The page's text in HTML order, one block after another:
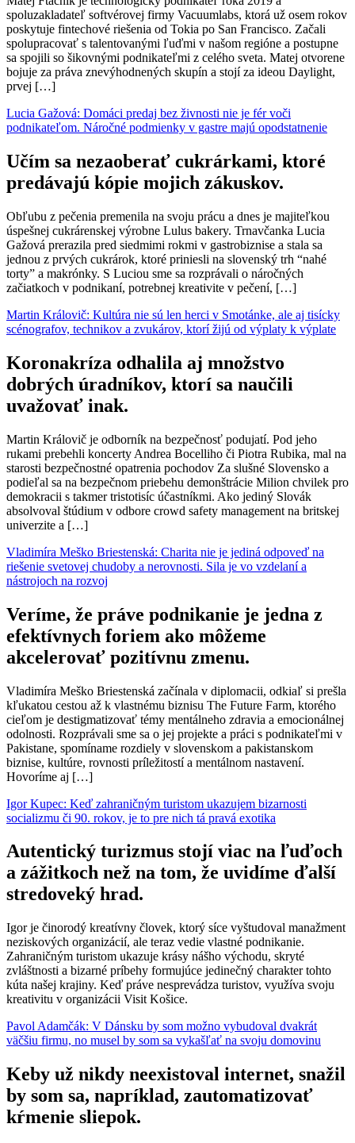
spoluzakladateľ softvérovej firmy Vacuumlabs, ktorá už osem rokov
poskytuje fintechové riešenia od Tokia po San Francisco. Začali
spolupracovať s talentovanými ľuďmi v našom regióne a postupne
sa spojili so šikovnými podnikateľmi z celého sveta. Matej otvorene
bojuje za práva znevýhodnených skupín a stojí za ideou Daylight,
prvej […]
Lucia Gažová: Domáci predaj bez živnosti nie je fér voči
podnikateľom. Náročné podmienky v gastre majú opodstatnenie
Učím sa nezaoberať cukrárkami, ktoré
predávajú kópie mojich zákuskov.
Obľubu z pečenia premenila na svoju prácu a dnes je majiteľkou
úspešnej cukrárenskej výrobne Lulus bakery. Trnavčanka Lucia
Gažová prerazila pred siedmimi rokmi v gastrobiznise a stala sa
jednou z prvých cukrárok, ktoré priniesli na slovenský trh “nahé
torty” a makrónky. S Luciou sme sa rozprávali o náročných
začiatkoch v podnikaní, potrebnej kreativite v pečení, […]
Martin Královič: Kultúra nie sú len herci v Smotánke, ale aj tisícky
scénografov, technikov a zvukárov, ktorí žijú od výplaty k výplate
Koronakríza odhalila aj množstvo
dobrých úradníkov, ktorí sa naučili
uvažovať inak.
Martin Královič je odborník na bezpečnosť podujatí. Pod jeho
rukami prebehli koncerty Andrea Bocelliho či Piotra Rubika, mal na
starosti bezpečnostné opatrenia pochodov Za slušné Slovensko a
podieľal sa na bezpečnom priebehu demonštrácie Milion chvilek pro
demokracii s takmer tristotisíc účastníkmi. Ako jediný Slovák
absolvoval štúdium v odbore crowd safety management na britskej
univerzite a […]
Vladimíra Meško Briestenská: Charita nie je jediná odpoveď na
riešenie svetovej chudoby a nerovnosti. Sila je vo vzdelaní a
nástrojoch na rozvoj
Veríme, že práve podnikanie je jedna z
efektívnych foriem ako môžeme
akcelerovať pozitívnu zmenu.
Vladimíra Meško Briestenská začínala v diplomacii, odkiaľ si prešla
kľukatou cestou až k vlastnému biznisu The Future Farm, ktorého
cieľom je destigmatizovať témy mentálneho zdravia a emocionálnej
odolnosti. Rozprávali sme sa o jej projekte a práci s podnikateľmi v
Pakistane, spomíname rozdiely v slovenskom a pakistanskom
biznise, kultúre, rovnosti príležitostí a mentálnom nastavení.
Hovoríme aj […]
Igor Kupec: Keď zahraničným turistom ukazujem bizarnosti
socializmu či 90. rokov, je to pre nich tá pravá exotika
Autentický turizmus stojí viac na ľuďoch
a zážitkoch než na tom, že uvidíme ďalší
stredoveký hrad.
Igor je činorodý kreatívny človek, ktorý síce vyštudoval manažment
neziskových organizácií, ale teraz vedie vlastné podnikanie.
Zahraničným turistom ukazuje krásy nášho východu, skryté
zvláštnosti a bizarné príbehy formujúce jedinečný charakter tohto
kúta našej krajiny. Keď práve nesprevádza turistov, využíva svoju
kreativitu v organizácii Visit Košice.
Pavol Adamčák: V Dánsku by som možno vybudoval dvakrát
väčšiu firmu, no musel by som sa vykašľať na svoju domovinu
Keby už nikdy neexistoval internet, snažil
by som sa, napríklad, zautomatizovať
kŕmenie sliepok.